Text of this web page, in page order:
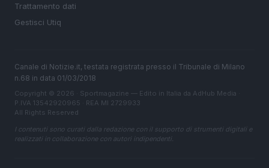
Trattamento dati
Gestisci Utiq
Canale di Notizie.it, testata registrata presso il Tribunale di Milano
n.68 in data 01/03/2018
Copyright © 2026 · Sportmagazine — Edito in Italia da AdHub Media
P.IVA 13542920965 · REA MI 2729933
All Rights Reserved
I contenuti sono curati dalla redazione con il supporto di strumenti digitali e
realizzati in collaborazione con autori indipendenti.